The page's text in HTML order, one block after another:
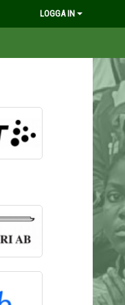
LOGGA IN